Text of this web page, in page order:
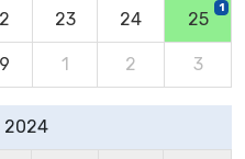
23 24 25
1
1 2 3
2024